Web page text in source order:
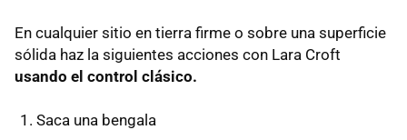
En cualquier sitio en tierra firme o sobre una superficie
sólida haz la siguientes acciones con Lara Croft
usando el control clásico.
Saca una bengala